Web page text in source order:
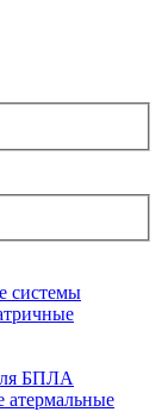
системы
БПЛА
атермальные